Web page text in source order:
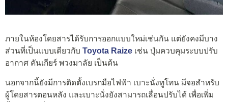
ภายในห้องโดยสารได้รับการออกแบบใหม่เช่นกัน แต่ยังคงมีบาง
ส่วนที่เป็นแบบเดียวกับ Toyota Raize เช่น ปุ่มควบคุมระบบปรับ
อากาศ คันเกียร์ พวงมาลัย เป็นต้น
นอกจากนี้ยังมีการติดตั้งเบรกมือไฟฟ้า เบาะนั่งทูโทน มีจอสำหรับ
ผู้โดยสารตอนหลัง และเบาะนั่งยังสามารถเลื่อนปรับได้ เพื่อเพิ่ม